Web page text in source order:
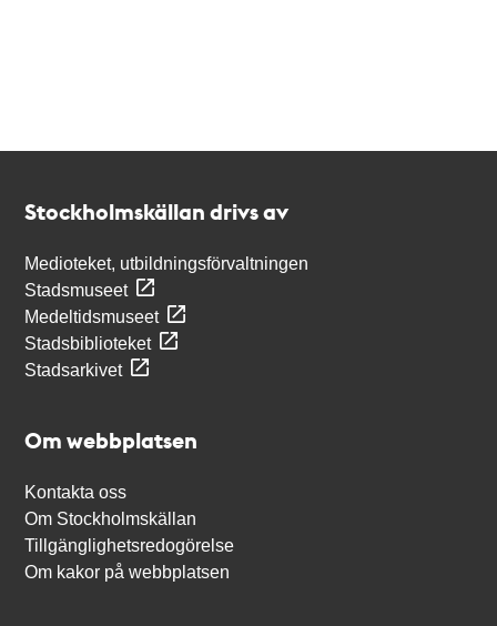
Stockholmskällan drivs av
Medioteket, utbildningsförvaltningen
Stadsmuseet
Medeltidsmuseet
Stadsbiblioteket
Stadsarkivet
Om webbplatsen
Kontakta oss
Om Stockholmskällan
Tillgänglighetsredogörelse
Om kakor på webbplatsen